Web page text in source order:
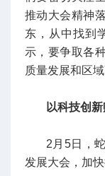
推动大会精神
东，从中找到
示，要争取各
质量发展和区
以科技创
2月5日，
发展大会，加